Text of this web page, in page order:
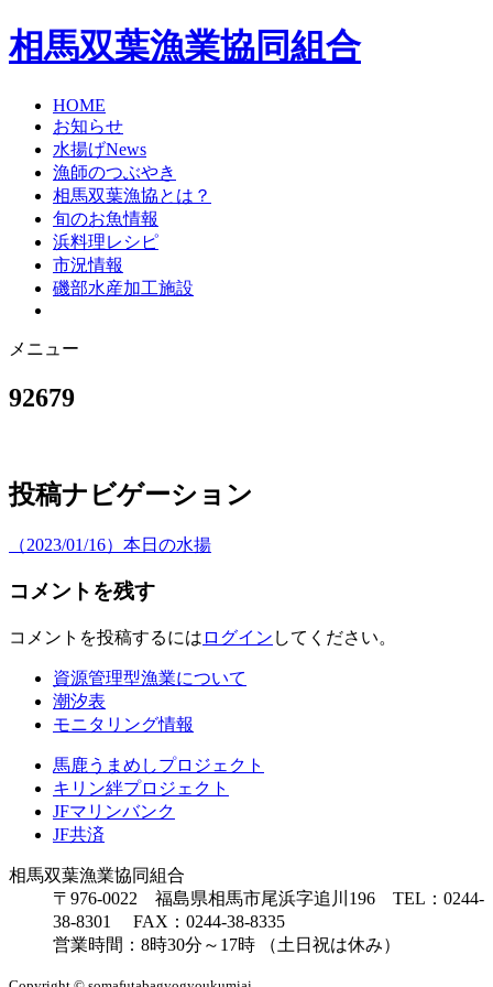
相馬双葉漁業協同組合
HOME
お知らせ
水揚げNews
漁師のつぶやき
相馬双葉漁協とは？
旬のお魚情報
浜料理レシピ
市況情報
磯部水産加工施設
メニュー
92679
投稿ナビゲーション
（2023/01/16）本日の水揚
コメントを残す
コメントを投稿するには ログイン してください。
資源管理型漁業について
潮汐表
モニタリング情報
馬鹿うまめしプロジェクト
キリン絆プロジェクト
JFマリンバンク
JF共済
相馬双葉漁業協同組合
〒976-0022 福島県相馬市尾浜字追川196 TEL：0244-
38-8301 FAX：0244-38-8335
営業時間：8時30分～17時 （土日祝は休み）